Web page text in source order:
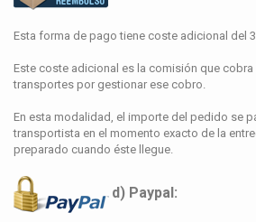
Esta forma de pago tiene coste adicional del
Este coste adicional es la comisión que
transportes por gestionar ese cobro.
En esta modalidad, el importe del pedido se
transportista en el momento exacto de la
preparado cuando éste llegue.
d) Paypal: